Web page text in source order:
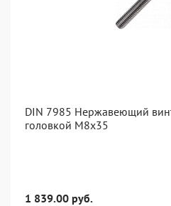
DIN 7985 Нержавеющий
головкой М8х35
1 839.00 руб.